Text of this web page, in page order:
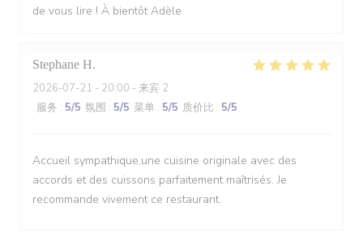
de vous lire ! À bientôt Adèle
Stephane H
2026-07-21 - 20:00 - 来宾 2
服务 : 5/5 氛围 : 5/5 菜单 : 5/5 质价比 : 5/5
Accueil sympathique,une cuisine originale avec des
accords et des cuissons parfaitement maîtrisés. Je
recommande vivement ce restaurant.